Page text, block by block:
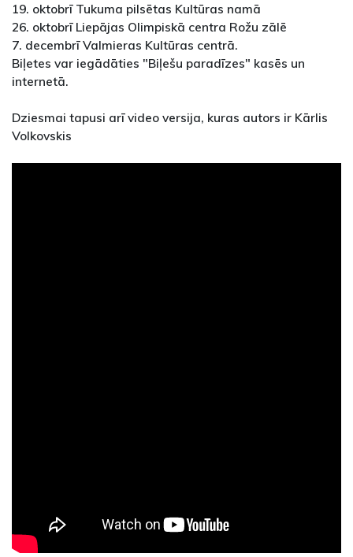
19. oktobrī Tukuma pilsētas Kultūras namā
26. oktobrī Liepājas Olimpiskā centra Rožu zālē
7. decembrī Valmieras Kultūras centrā.
Biļetes var iegādāties "Biļešu paradīzes" kasēs un
internetā.
Dziesmai tapusi arī video versija, kuras autors ir Kārlis
Volkovskis